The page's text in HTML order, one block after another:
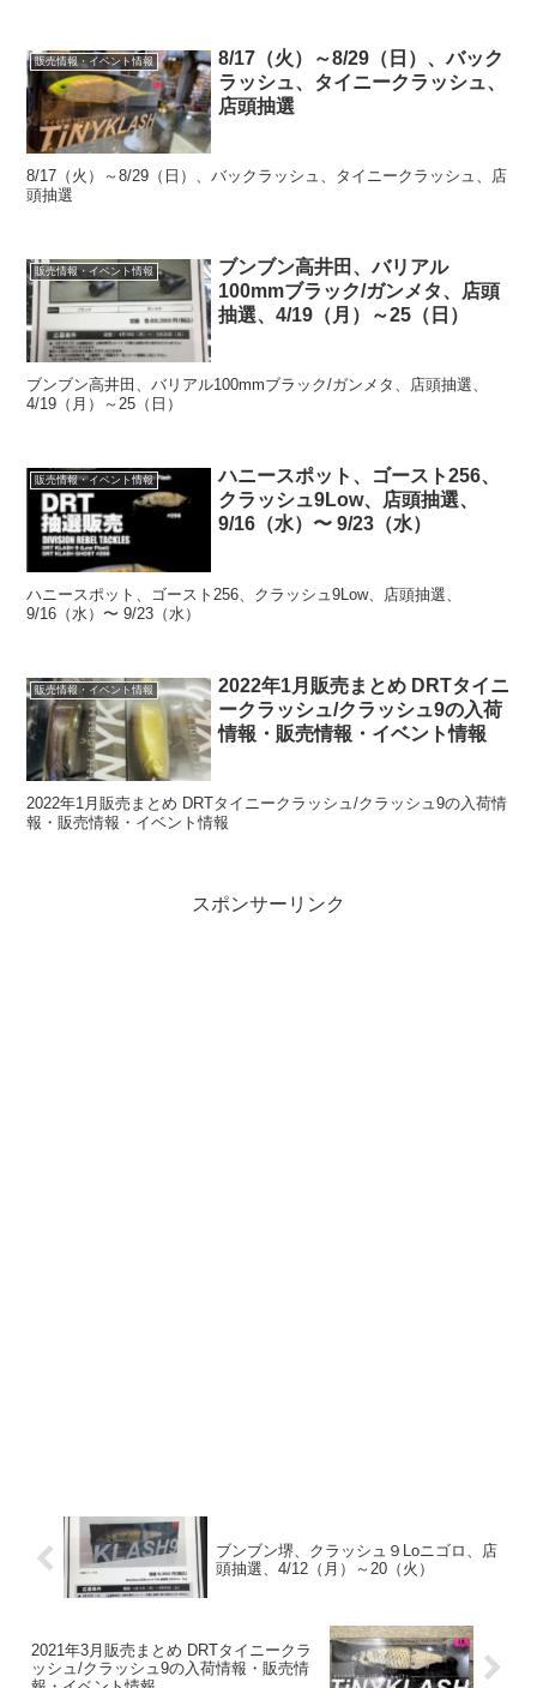
販売情報・イベント情報
8/17（火）～8/29（日）、バック
ラッシュ、タイニークラッシュ、
店頭抽選
8/17（火）～8/29（日）、バックラッシュ、タイニークラッシュ、店
頭抽選
販売情報・イベント情報
ブンブン高井田、バリアル
100mmブラック/ガンメタ、店頭
抽選、4/19（月）～25（日）
ブンブン高井田、バリアル100mmブラック/ガンメタ、店頭抽選、
4/19（月）～25（日）
販売情報・イベント情報
ハニースポット、ゴースト256、
クラッシュ9Low、店頭抽選、
9/16（水）〜 9/23（水）
ハニースポット、ゴースト256、クラッシュ9Low、店頭抽選、
9/16（水）〜 9/23（水）
販売情報・イベント情報
2022年1月販売まとめ DRTタイニ
ークラッシュ/クラッシュ9の入荷
情報・販売情報・イベント情報
2022年1月販売まとめ DRTタイニークラッシュ/クラッシュ9の入荷情
報・販売情報・イベント情報
スポンサーリンク
ブンブン堺、クラッシュ９Loニゴロ、店
頭抽選、4/12（月）～20（火）
2021年3月販売まとめ DRTタイニークラ
ッシュ/クラッシュ9の入荷情報・販売情